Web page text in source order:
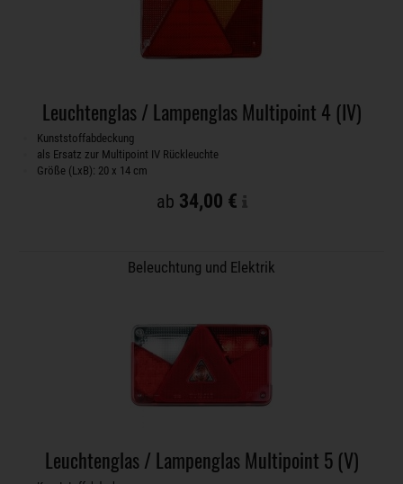
Leuchtenglas / Lampenglas Multipoint 4 (IV)
Kunststoffabdeckung
als Ersatz zur Multipoint IV Rückleuchte
Größe (LxB): 20 x 14 cm
ab 34,00 €
Beleuchtung und Elektrik
Leuchtenglas / Lampenglas Multipoint 5 (V)